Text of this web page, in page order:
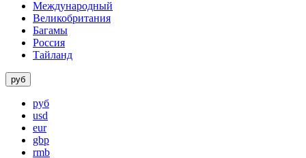
Международный
Великобритания
Багамы
Россия
Тайланд
руб
руб
usd
eur
gbp
rmb